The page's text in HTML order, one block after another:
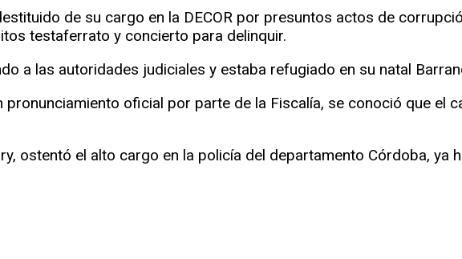
de su cargo en la DECOR por presuntos actos de
testaferrato y concierto para delinquir.
a las autoridades judiciales y estaba refugiado en su natal
oficial por parte de la Fiscalía, se conoció que el
ostentó el alto cargo en la policía del departamento Córdoba, ya